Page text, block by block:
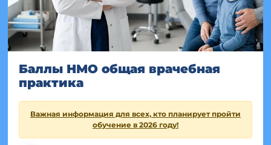
Баллы НМО общая врачебная
практика
Важная информация для всех, кто планирует пройти
обучение в 2026 году!